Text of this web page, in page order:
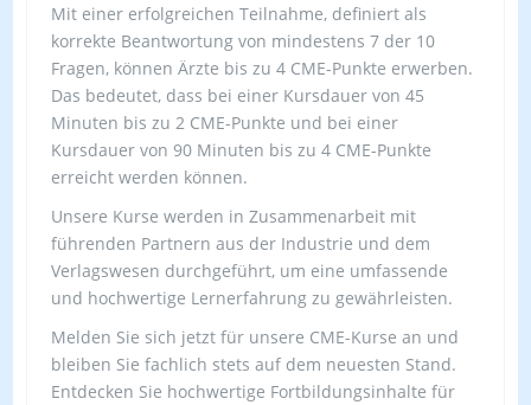
Mit einer erfolgreichen Teilnahme, definiert als
korrekte Beantwortung von mindestens 7 der 10
Fragen, können Ärzte bis zu 4 CME-Punkte erwerben.
Das bedeutet, dass bei einer Kursdauer von 45
Minuten bis zu 2 CME-Punkte und bei einer
Kursdauer von 90 Minuten bis zu 4 CME-Punkte
erreicht werden können.
Unsere Kurse werden in Zusammenarbeit mit
führenden Partnern aus der Industrie und dem
Verlagswesen durchgeführt, um eine umfassende
und hochwertige Lernerfahrung zu gewährleisten.
Melden Sie sich jetzt für unsere CME-Kurse an und
bleiben Sie fachlich stets auf dem neuesten Stand.
Entdecken Sie hochwertige Fortbildungsinhalte für